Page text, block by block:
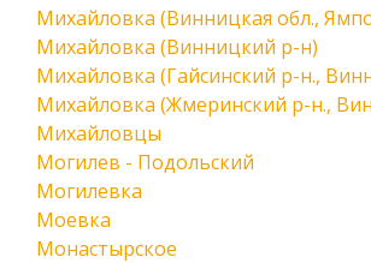
Михайловка (Винницкая обл.,
Михайловка (Винницкий р-н)
Михайловка (Гайсинский р-н.,
Михайловка (Жмеринский р-н.,
Михайловцы
Могилев - Подольский
Могилевка
Моевка
Монастырское